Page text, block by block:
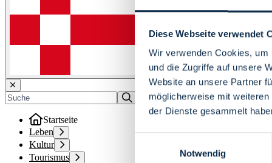
Diese Webseite verwendet
Wir verwenden Cookies,
und die Zugriffe auf unsere
Website an unsere Partner
möglicherweise mit
der Dienste gesammelt
Notwendig
Startseite
Leben
Kultur
Tourismus